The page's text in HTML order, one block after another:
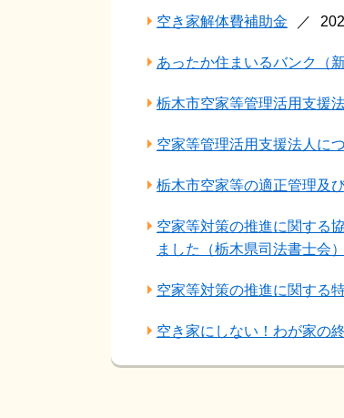
空き家解体費補助金
あったか住まいるバンク（新
栃木市空家等管理活用支援
空家等管理活用支援法人に
栃木市空家等の適正管理及
空家等対策の推進に関する
ました（栃木県司法書士会）
空家等対策の推進に関する
空き家にしない！わが家の